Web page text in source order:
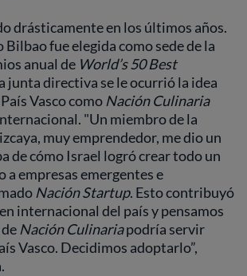
drásticamente en los últimos años.
Bilbao fue elegida como sede de la
anual de World’s 50 Best
junta directiva se le ocurrió la idea
Vasco como Nación Culinaria
"Un miembro de la
muy emprendedor, me dio un
de cómo Israel logró crear todo un
a empresas emergentes e
Nación Startup. Esto contribuyó
internacional del país y pensamos
Nación Culinariapodría servir
Vasco. Decidimos adoptarlo”,